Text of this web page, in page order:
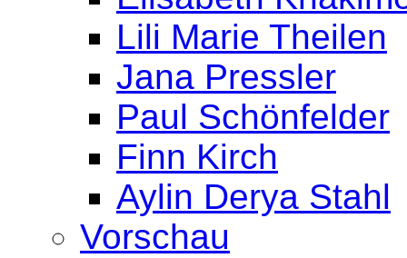
Lili Marie Theilen
Jana Pressler
Paul Schönfelder
Finn Kirch
Aylin Derya Stahl
Vorschau